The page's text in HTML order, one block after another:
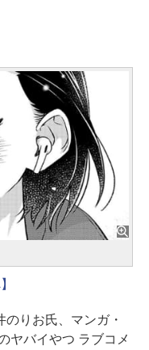
りお氏、マンガ・
ヤバイやつ ラブコメ